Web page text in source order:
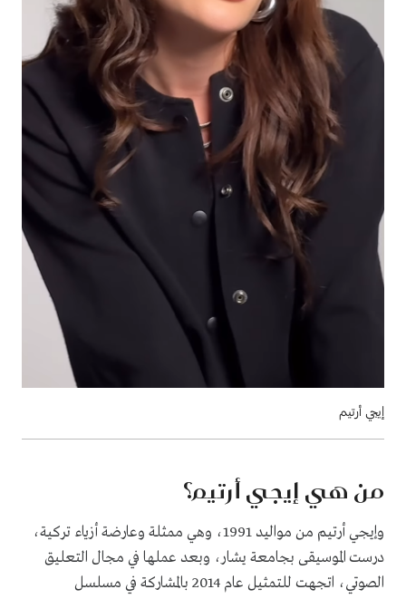
إيجي أرتيم
من هي إيجي أرتيم؟
وإيجي أرتيم من مواليد 1991، وهي ممثلة وعارضة أزياء تركية،
درست الموسيقى بجامعة يشار، وبعد عملها في مجال التعليق
الصوتي، اتجهت للتمثيل عام 2014 بالمشاركة في مسلسل